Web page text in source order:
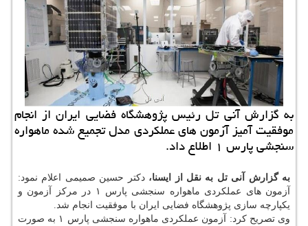
به گزارش آنی تل رئیس پژوهشگاه فضایی ایران از انجام
موفقیت آمیز آزمون های عملكردی مدل تجمیع شده ماهواره
سنجشی پارس ۱ اطلاع داد.
به گزارش آنی تل به نقل از ایسنا،دکتر حسین صمیمی اعلام نمود:
آزمون های عملکردی ماهواره سنجشی پارس ۱ در مرکز آزمون و
یکپارچه سازی پژوهشگاه فضایی ایران با موفقیت انجام شد.
وی تصریح کرد: آزمون عملکردی ماهواره سنجشی پارس ۱ به صورت